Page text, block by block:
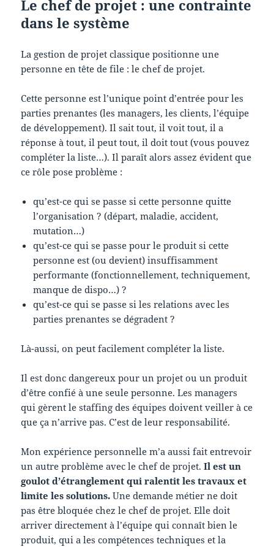
Le chef de projet : une contrainte
dans le système
La gestion de projet classique positionne une
personne en tête de file : le chef de projet.
Cette personne est l’unique point d’entrée pour les
parties prenantes (les managers, les clients, l’équipe
de développement). Il sait tout, il voit tout, il a
réponse à tout, il peut tout, il doit tout (vous pouvez
compléter la liste…). Il paraît alors assez évident que
ce rôle pose problème :
qu’est-ce qui se passe si cette personne quitte
l’organisation ? (départ, maladie, accident,
mutation…)
qu’est-ce qui se passe pour le produit si cette
personne est (ou devient) insuffisamment
performante (fonctionnellement, techniquement,
manque de dispo…) ?
qu’est-ce qui se passe si les relations avec les
parties prenantes se dégradent ?
Là-aussi, on peut facilement compléter la liste.
Il est donc dangereux pour un projet ou un produit
d’être confié à une seule personne. Les managers
qui gèrent le staffing des équipes doivent veiller à ce
que ça n’arrive pas. C’est de leur responsabilité.
Mon expérience personnelle m’a aussi fait entrevoir
un autre problème avec le chef de projet.Il est un
goulot d’étranglement qui ralentit les travaux et
limite les solutions. Une demande métier ne doit
pas être bloquée chez le chef de projet. Elle doit
arriver directement à l’équipe qui connaît bien le
produit, qui a les compétences techniques et la